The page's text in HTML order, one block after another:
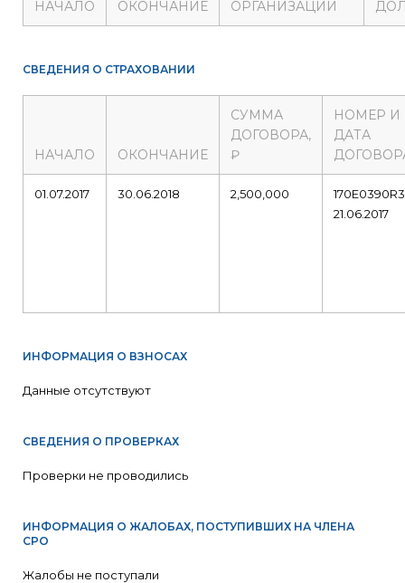
НАЧАЛО ОКОНЧАНИЕ ОРГАНИЗАЦИИ
СВЕДЕНИЯ О СТРАХОВАНИИ
НАЧАЛО ОКОНЧАНИЕ
СУММА
ДОГОВОРА,
₽
НОМЕР И
ДАТА
01.07.2017 30.06.2018 2,500,000
21.06.2017
ИНФОРМАЦИЯ О ВЗНОСАХ
Данные отсутствуют
СВЕДЕНИЯ О ПРОВЕРКАХ
Проверки не проводились
ИНФОРМАЦИЯ О ЖАЛОБАХ, ПОСТУПИВШИХ НА ЧЛЕНА
СРО
Жалобы не поступали